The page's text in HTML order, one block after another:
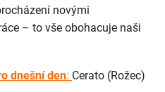
novými
– to vše obohacuje naši
dnešní den: Cerato (Rožec)